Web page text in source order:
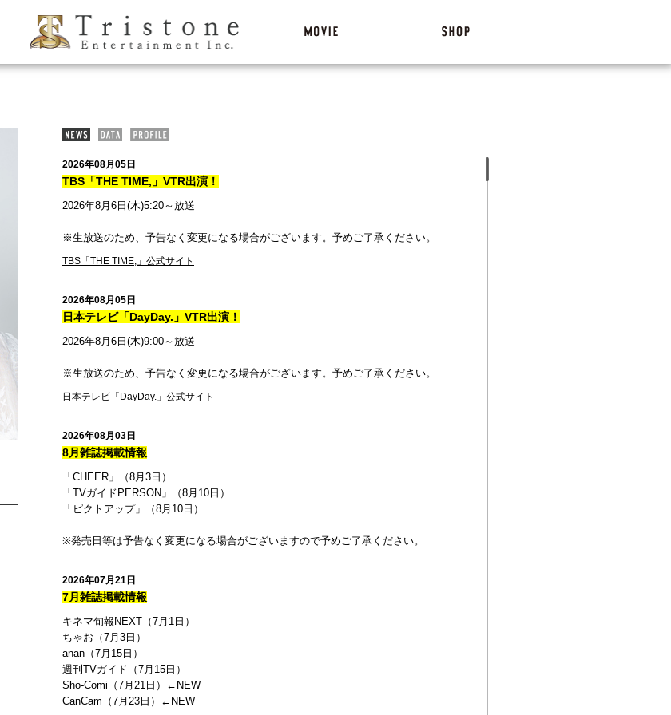
2026年08月05日
TBS「THE TIME,」VTR出演！
2026年8月6日(木)5:20～放送
※生放送のため、予告なく変更になる場合がございます。予めご了承ください。
TBS「THE TIME,」公式サイト
2026年08月05日
日本テレビ「DayDay.」VTR出演！
2026年8月6日(木)9:00～放送
※生放送のため、予告なく変更になる場合がございます。予めご了承ください。
日本テレビ「DayDay.」公式サイト
2026年08月03日
8月雑誌掲載情報
「CHEER」（8月3日）
「TVガイドPERSON」（8月10日）
「ピクトアップ」（8月10日）
※発売日等は予告なく変更になる場合がございますので予めご了承ください。
2026年07月21日
7月雑誌掲載情報
キネマ旬報NEXT（7月1日）
ちゃお（7月3日）
anan（7月15日）
週刊 TVガイド（7月15日）
Sho-Comi（7月21日）←NEW
CanCam（7月23日）←NEW